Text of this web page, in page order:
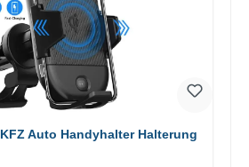
Letscom Line A KFZ Auto Handyhalter Halterung